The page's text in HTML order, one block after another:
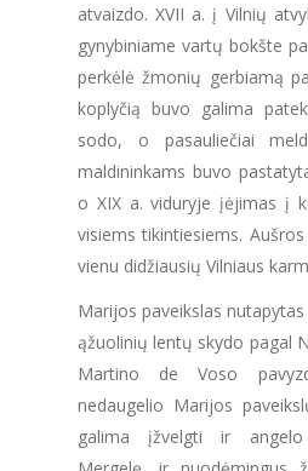
atvaizdo. XVII a. į Vilnių
gynybiniame vartų bokšte
perkėlė žmonių gerbiamą
koplyčią buvo galima
sodo, o pasauliečiai
maldininkams buvo
o XIX a. viduryje įėjimas į
visiems tikintiesiems.
vienu didžiausių Vilniaus
Marijos paveikslas
ąžuolinių lentų skydo pagal
Martino de Voso
nedaugelio Marijos
galima įžvelgti ir angelo